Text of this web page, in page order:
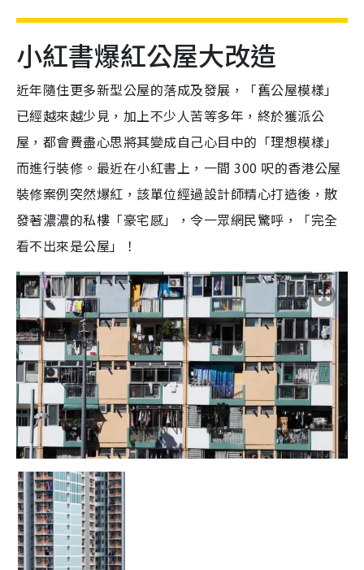
小紅書爆紅公屋大改造
近年隨住更多新型公屋的落成及發展，「舊公屋模樣」
已經越來越少見，加上不少人苦等多年，終於獲派公
屋，都會費盡心思將其變成自己心目中的「理想模樣」
而進行裝修。最近在小紅書上，一間 300 呎的香港公屋
裝修案例突然爆紅，該單位經過設計師精心打造後，散
發著濃濃的私樓「豪宅感」，令一眾網民驚呼，「完全
看不出來是公屋」！